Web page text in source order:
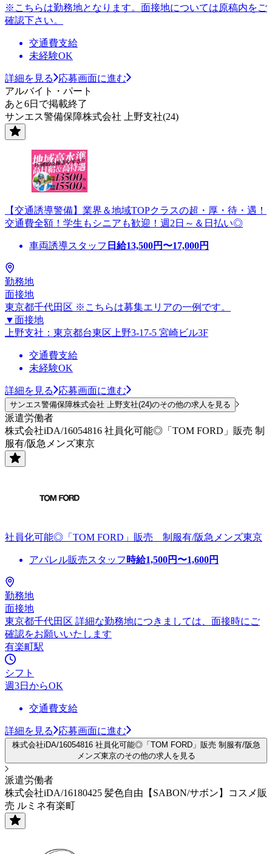
※こちらは勤務地となります。面接地については原稿内をご
確認下さい。
交通費支給
未経験OK
詳細を見る
応募画面に進む
アルバイト・パート
あと6日で掲載終了
サンエス警備保障株式会社 上野支社(24)
【交通誘導警備】業界＆地域TOPクラスの超・厚・待・遇！
交通費全額！学生もシニアも歓迎！週2日～＆日払い◎
車両誘導スタッフ 日給13,500円〜17,000円
勤務地
面接地
東京都千代田区 ※こちらは募集エリアの一例です。
▼面接地
上野支社：東京都台東区上野3-17-5 宮崎ビル3F
交通費支給
未経験OK
詳細を見る 応募画面に進む
サンエス警備保障株式会社 上野支社(24)のその他の求人を見る
派遣労働者
株式会社iDA/16054816 社員化可能◎「TOM FORD」販売 制
服有/阪急メンズ東京
社員化可能◎「TOM FORD」販売 制服有/阪急メンズ東京
アパレル販売スタッフ 時給1,500円〜1,600円
勤務地
面接地
東京都千代田区 詳細な勤務地につきましては、面接時にご
確認をお願いいたします
有楽町駅
シフト
週3日からOK
交通費支給
詳細を見る 応募画面に進む
株式会社iDA/16054816 社員化可能◎「TOM FORD」販売 制服有/阪急
メンズ東京のその他の求人を見る
派遣労働者
株式会社iDA/16180425 髪色自由【SABON/サボン】コスメ販
売 ルミネ有楽町